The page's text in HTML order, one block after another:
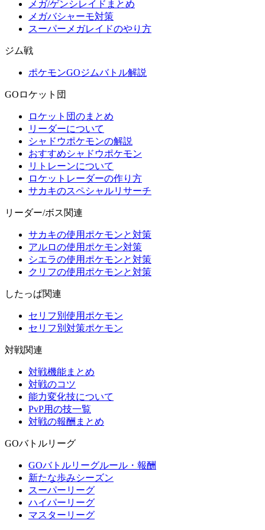
メガ/ゲンシレイドまとめ
メガバシャーモ対策
スーパーメガレイドのやり方
ジム戦
ポケモンGOジムバトル解説
GOロケット団
ロケット団のまとめ
リーダーについて
シャドウポケモンの解説
おすすめシャドウポケモン
リトレーンについて
ロケットレーダーの作り方
サカキのスペシャルリサーチ
リーダー/ボス関連
サカキの使用ポケモンと対策
アルロの使用ポケモン対策
シエラの使用ポケモンと対策
クリフの使用ポケモンと対策
したっぱ関連
セリフ別使用ポケモン
セリフ別対策ポケモン
対戦関連
対戦機能まとめ
対戦のコツ
能力変化技について
PvP用の技一覧
対戦の報酬まとめ
GOバトルリーグ
GOバトルリーグルール・報酬
新たな歩みシーズン
スーパーリーグ
ハイパーリーグ
マスターリーグ